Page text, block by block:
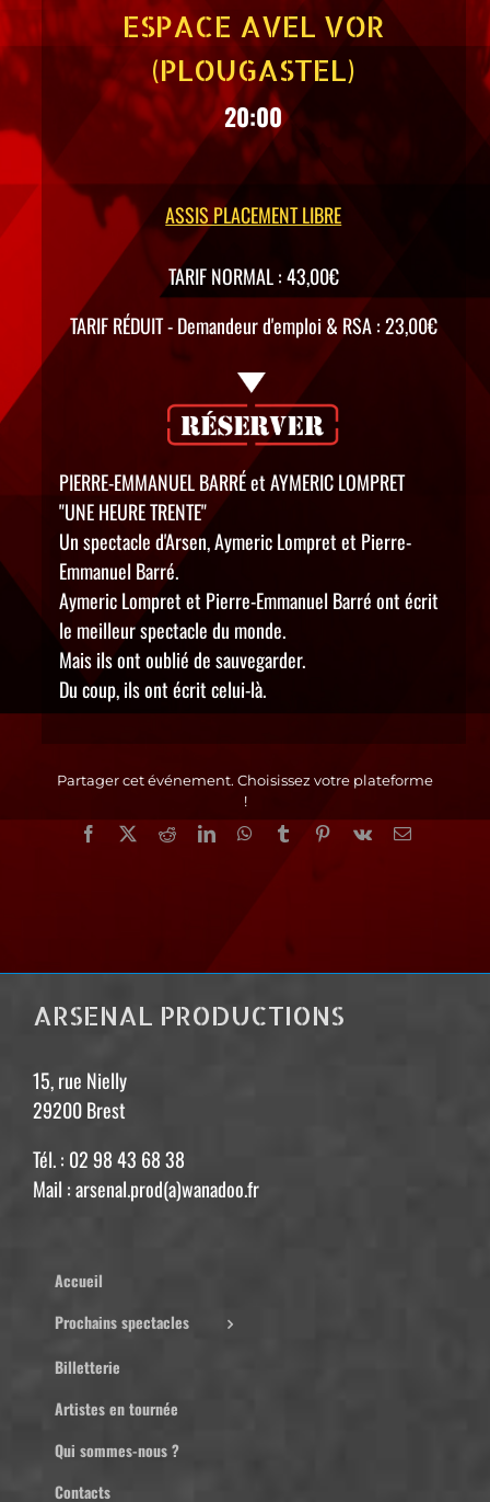
ESPACE AVEL VOR
(PLOUGASTEL)
20:00
ASSIS PLACEMENT LIBRE
TARIF NORMAL : 43,00€
TARIF RÉDUIT - Demandeur d'emploi & RSA : 23,00€
PIERRE-EMMANUEL BARRÉ et AYMERIC LOMPRET
"UNE HEURE TRENTE"
Un spectacle d'Arsen, Aymeric Lompret et Pierre-
Emmanuel Barré.
Aymeric Lompret et Pierre-Emmanuel Barré ont écrit
le meilleur spectacle du monde.
Mais ils ont oublié de sauvegarder.
Du coup, ils ont écrit celui-là.
Partager cet événement. Choisissez votre plateforme
!
Facebook
X RedditLinkedInWhatsApp
TumblrPinterest
Vk Email
ARSENAL PRODUCTIONS
15, rue Nielly
29200 Brest
Tél. : 02 98 43 68 38
Mail : arsenal.prod(a)wanadoo.fr
Accueil
Prochains spectacles
Billetterie
Artistes en tournée
Qui sommes-nous ?
Contacts